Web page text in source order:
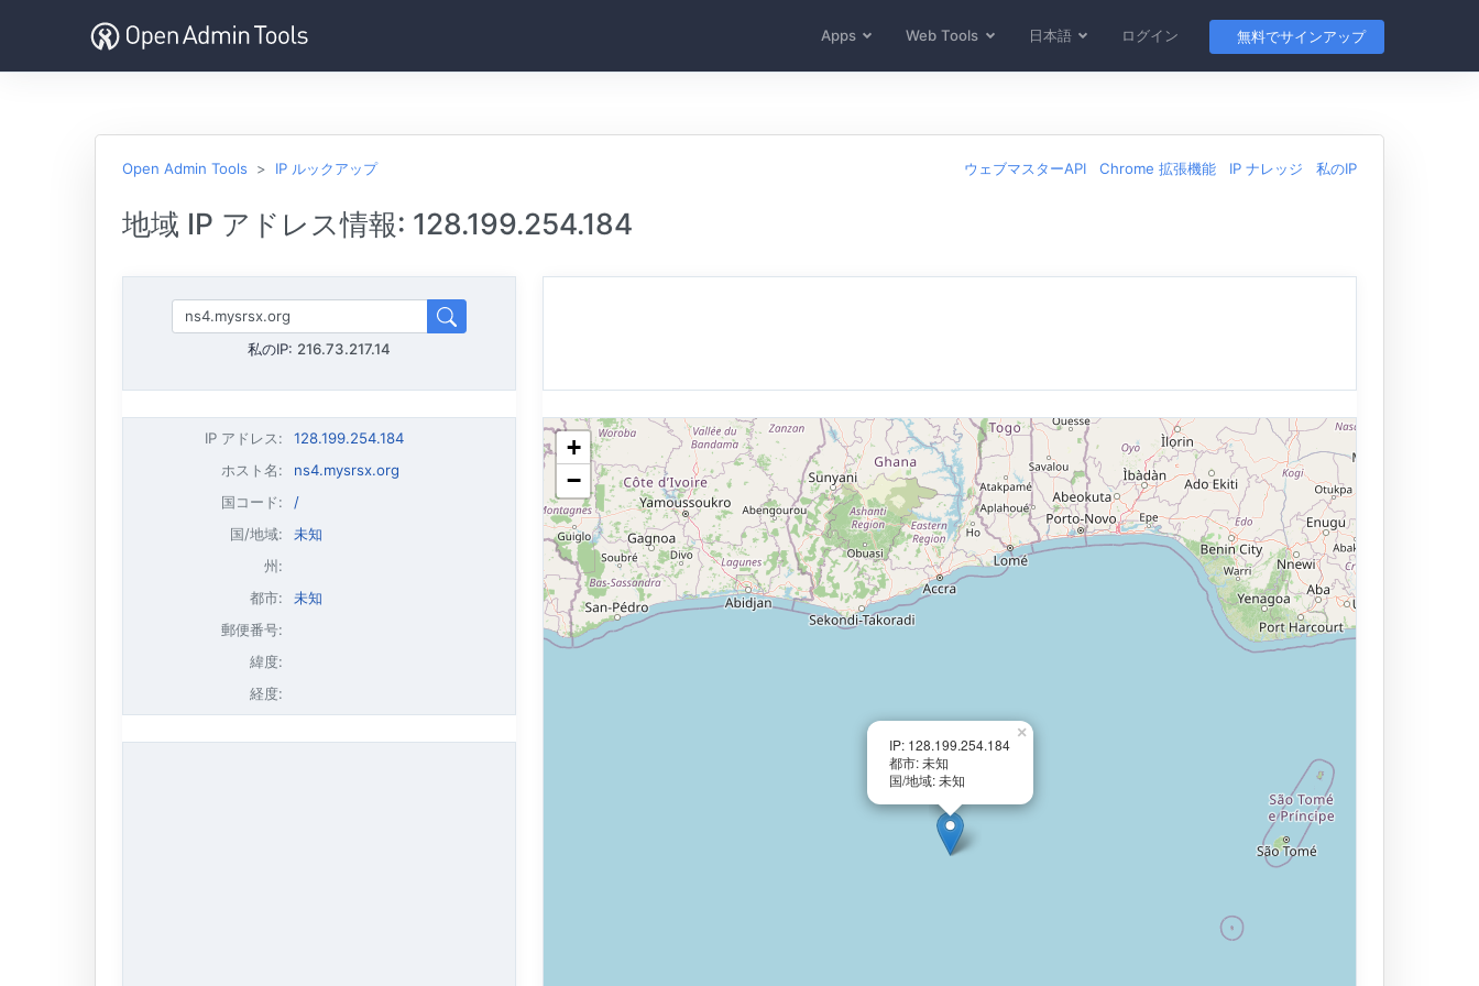
Apps Web Tools 日本語 ログイン 無料でサインアップ
Open Admin Tools IP ルックアップ ウェブマスターAPI Chrome 拡張機能 IP ナレッジ 私のIP
地域 IP アドレス情報: 128.199.254.184
私のIP: 216.73.217.14
IP アドレス:
128.199.254.184
ホスト名:
ns4.mysrsx.org
国コード:
/
国/地域:
未知
州:
都市:
未知
郵便番号:
緯度:
経度:
IP: 128.199.254.184
都市: 未知
国/地域: 未知
×
+
−